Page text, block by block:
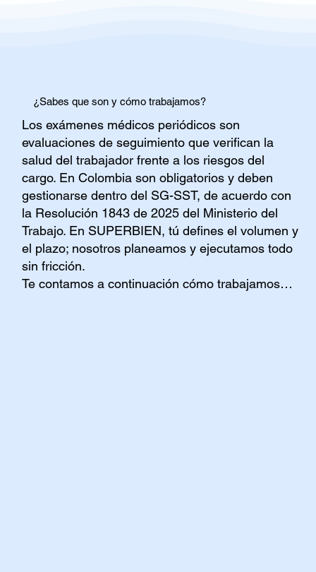
¿Sabes que son y cómo trabajamos?
Los exámenes médicos periódicos son
evaluaciones de seguimiento que verifican la
salud del trabajador frente a los riesgos del
cargo. En Colombia son obligatorios y deben
gestionarse dentro del SG-SST, de acuerdo con
la Resolución 1843 de 2025 del Ministerio del
Trabajo. En SUPERBIEN, tú defines el volumen y
el plazo; nosotros planeamos y ejecutamos todo
sin fricción.
Te contamos a continuación cómo trabajamos…